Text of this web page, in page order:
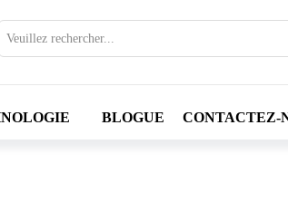
BLOGUE CONTACTEZ-